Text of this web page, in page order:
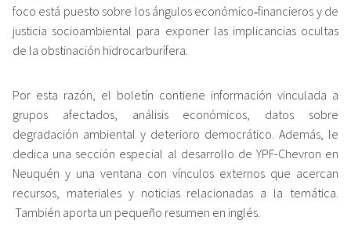
foco está puesto sobre los ángulos económico‐financieros y de
justicia socioambiental para exponer las implicancias ocultas
de la obstinación hidrocarburífera.
Por esta razón, el boletín contiene información vinculada a
grupos afectados, análisis económicos, datos sobre
degradación ambiental y deterioro democrático. Además, le
dedica una sección especial al desarrollo de YPF-Chevron en
Neuquén y una ventana con vínculos externos que acercan
recursos, materiales y noticias relacionadas a la temática.
También aporta un pequeño resumen en inglés.